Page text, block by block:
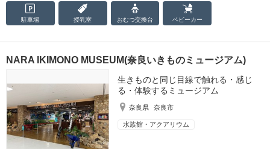
駐車場 授乳室 おむつ交換台 ベビーカー
NARA IKIMONO MUSEUM(奈良いきものミュージアム)
生きものと同じ目線で触れる・感じ
る・体験するミュージアム
奈良県 奈良市
水族館・アクアリウム